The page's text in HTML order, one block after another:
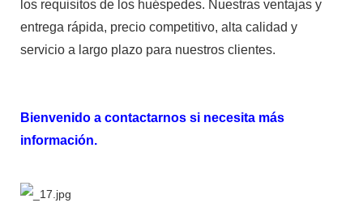
los requisitos de los huéspedes. Nuestras ventajas y
entrega rápida, precio competitivo, alta calidad y
servicio a largo plazo para nuestros clientes.
Bienvenido a contactarnos si necesita más
información.